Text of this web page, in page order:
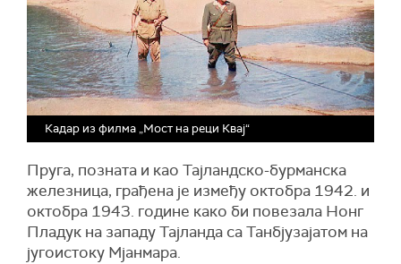
Кадар из филма „Мост на реци Квај“
Пруга, позната и као Тајландско-бурманска
железница, грађена је између октобра 1942. и
октобра 1943. године како би повезала Нонг
Пладук на западу Тајланда са Танбјузајатом на
југоистоку Мјанмара.